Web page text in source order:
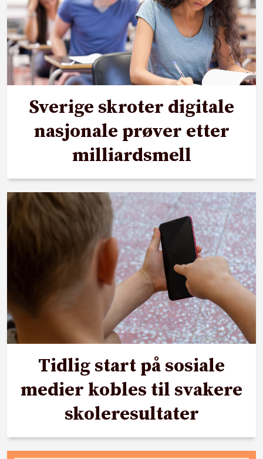
Sverige skroter digitale
nasjonale prøver etter
milliardsmell
Tidlig start på sosiale
medier kobles til svakere
skoleresultater